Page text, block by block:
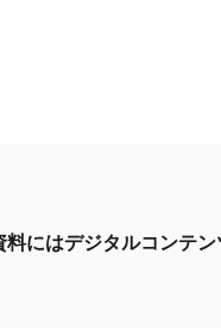
料にはデジタルコンテン